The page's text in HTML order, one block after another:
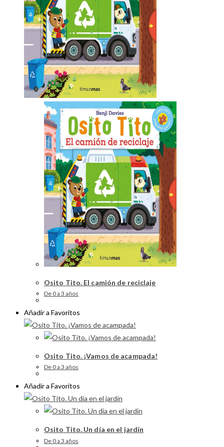
Osito Tito. El camión de reciclaje
De 0 a 3 años
Añadir a Favoritos
Osito Tito. ¡Vamos de acampada!
De 0 a 3 años
Añadir a Favoritos
Osito Tito. Un día en el jardín
De 0 a 3 años